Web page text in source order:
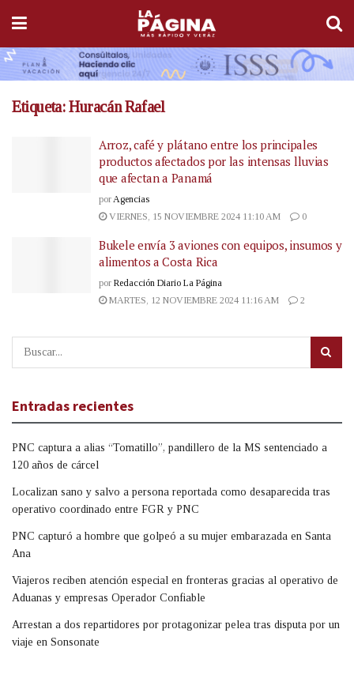
Etiqueta:Huracán Rafael
Arroz, café y plátano entre los principales
productos afectados por las intensas lluvias
que afectan a Panamá
por Agencias
VIERNES, 15 NOVIEMBRE 2024 11:10 AM
0
Bukele envía 3 aviones con equipos, insumos y
alimentos a Costa Rica
por Redacción Diario La Página
MARTES, 12 NOVIEMBRE 2024 11:16 AM
2
Entradas recientes
PNC captura a alias “Tomatillo”, pandillero de la MS sentenciado a
120 años de cárcel
Localizan sano y salvo a persona reportada como desaparecida tras
operativo coordinado entre FGR y PNC
PNC capturó a hombre que golpeó a su mujer embarazada en Santa
Ana
Viajeros reciben atención especial en fronteras gracias al operativo de
Aduanas y empresas Operador Confiable
Arrestan a dos repartidores por protagonizar pelea tras disputa por un
viaje en Sonsonate